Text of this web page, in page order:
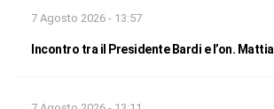
7 Agosto 2026 - 13:57
Incontro tra il Presidente Bardi e l’on. Mattia